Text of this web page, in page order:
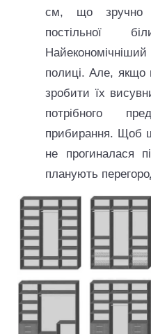
см, що зручно
постільної
полиці. Але,
зробити їх
потрібного
прибирання. Щоб
не прогиналася
планують